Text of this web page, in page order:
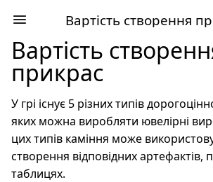
Вартість створення
Вартість
прикрас
У грі існує 5 різних типів
яких можна виробляти ювелірні
цих типів каміння може
створення відповідних артефактів,
таблицях.